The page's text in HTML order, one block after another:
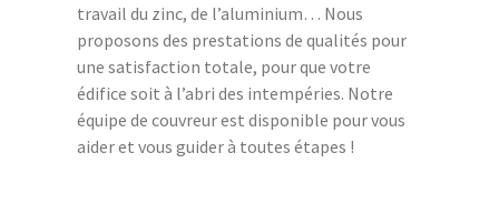
travail du zinc, de l’aluminium… Nous
proposons des prestations de qualités pour
une satisfaction totale, pour que votre
édifice soit à l’abri des intempéries. Notre
équipe de couvreur est disponible pour vous
aider et vous guider à toutes étapes !